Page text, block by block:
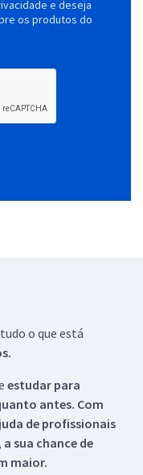
e deseja
os produtos do
o que está
estudar para
antes. Com
de profissionais
sua chance de
maior.